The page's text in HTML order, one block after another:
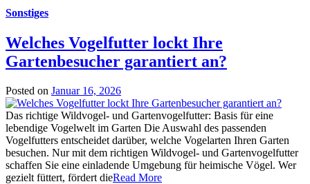
Sonstiges
Welches Vogelfutter lockt Ihre
Gartenbesucher garantiert an?
Posted on Januar 16, 2026
Das richtige Wildvogel- und Gartenvogelfutter: Basis für eine
lebendige Vogelwelt im Garten Die Auswahl des passenden
Vogelfutters entscheidet darüber, welche Vogelarten Ihren Garten
besuchen. Nur mit dem richtigen Wildvogel- und Gartenvogelfutter
schaffen Sie eine einladende Umgebung für heimische Vögel. Wer
gezielt füttert, fördert dieRead More